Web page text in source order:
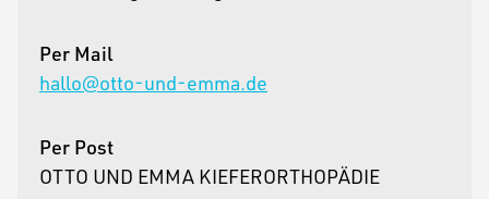
Per Mail
hallo@otto-und-emma.de
Per Post
OTTO UND EMMA KIEFERORTHOPÄDIE